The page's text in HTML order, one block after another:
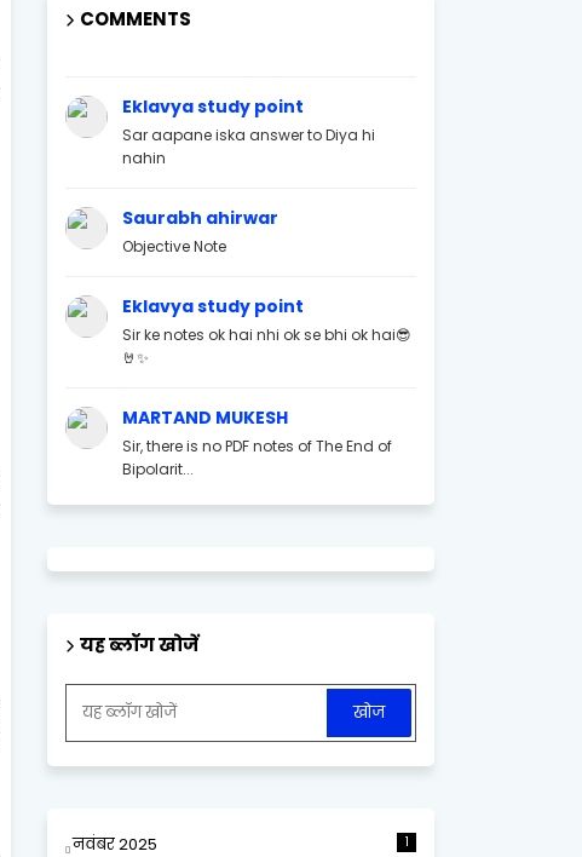
COMMENTS
Eklavya study point
Sar aapane iska answer to Diya hi
nahin
Saurabh ahirwar
Objective Note
Eklavya study point
Sir ke notes ok hai nhi ok se bhi ok hai😎
🤘✨
MARTAND MUKESH
Sir, there is no PDF notes of The End of
Bipolarit...
यह ब्लॉग खोजें
नवंबर 2025 1